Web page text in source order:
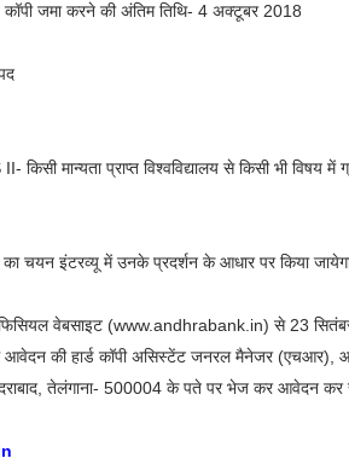
जमा करने की अंतिम तिथि- 4 अक्टूबर 2018
किसी मान्यता प्राप्त विश्वविद्यालय से किसी भी
का चयन इंटरव्यू में उनके प्रदर्शन के आधार पर किया
वेबसाइट (www.andhrabank.in) से 23
की हार्ड कॉपी असिस्टेंट जनरल मैनेजर (एचआर),
तेलंगाना- 500004 के पते पर भेज कर आवेदन